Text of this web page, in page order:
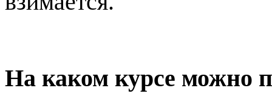
На каком курсе можно